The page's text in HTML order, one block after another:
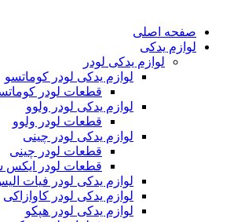
اصلی
یدکی
لوازم یدکی لودر
لوازم یدکی لودر کوماتسو
قطعات لودر کوماتسو
لوازم یدکی لودر ولوو
قطعات لودر ولوو
لوازم یدکی لودر چینی
قطعات لودر چینی
قطعات لودر ایکس سی ام جی xcmg
لوازم یدکی لودر فیات الیس
لوازم یدکی لودر کاوازاکی
لوازم یدکی لودر هپکو